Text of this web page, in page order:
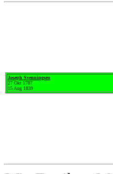
Joseph Svenningsen
27 Okt 1787
15 Aug 1839